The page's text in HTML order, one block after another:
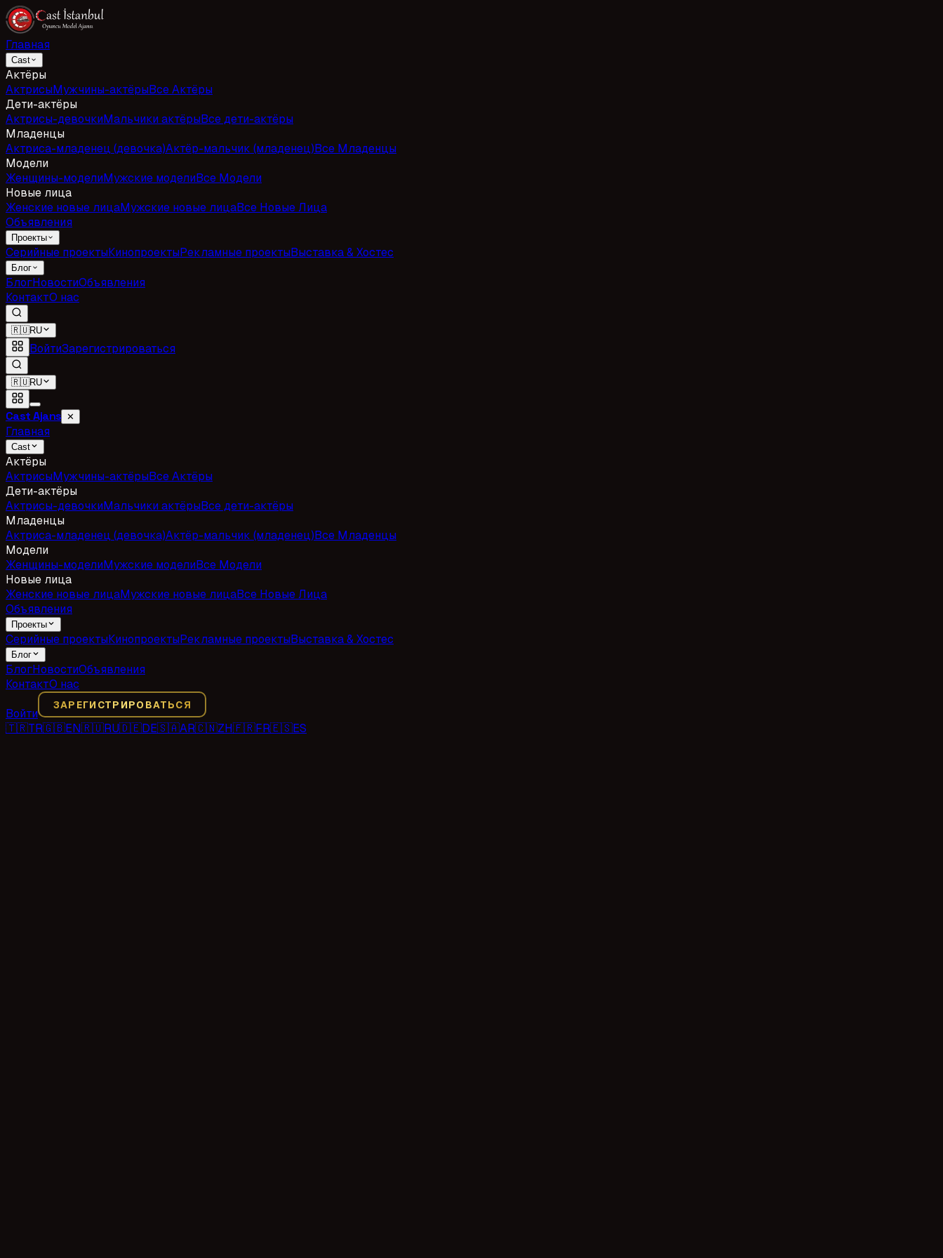
Главная
Cast
Актёры
АктрисыМужчины-актёрыВсе Актёры
Дети-актёры
Актрисы-девочкиМальчики актёрыВсе дети-актёры
Младенцы
Актриса-младенец (девочка)Актёр-мальчик (младенец)Все Младенцы
Модели
Женщины-моделиМужские моделиВсе Модели
Новые лица
Женские новые лицаМужские новые лицаВсе Новые Лица
Объявления
Проекты
Серийные проектыКинопроектыРекламные проектыВыставка & Хостес
Блог
БлогНовостиОбъявления
КонтактО нас
🇷🇺RU
ВойтиЗарегистрироваться
🇷🇺RU
Cast Ajans ✕
Главная
Cast
Актёры
АктрисыМужчины-актёрыВсе Актёры
Дети-актёры
Актрисы-девочкиМальчики актёрыВсе дети-актёры
Младенцы
Актриса-младенец (девочка)Актёр-мальчик (младенец)Все Младенцы
Модели
Женщины-моделиМужские моделиВсе Модели
Новые лица
Женские новые лицаМужские новые лицаВсе Новые Лица
Объявления
Проекты
Серийные проектыКинопроектыРекламные проектыВыставка & Хостес
Блог
БлогНовостиОбъявления
КонтактО нас
Войти
ЗАРЕГИСТРИРОВАТЬСЯ
🇹🇷TR🇬🇧EN🇷🇺RU🇩🇪DE🇸🇦AR🇨🇳ZH🇫🇷FR🇪🇸ES